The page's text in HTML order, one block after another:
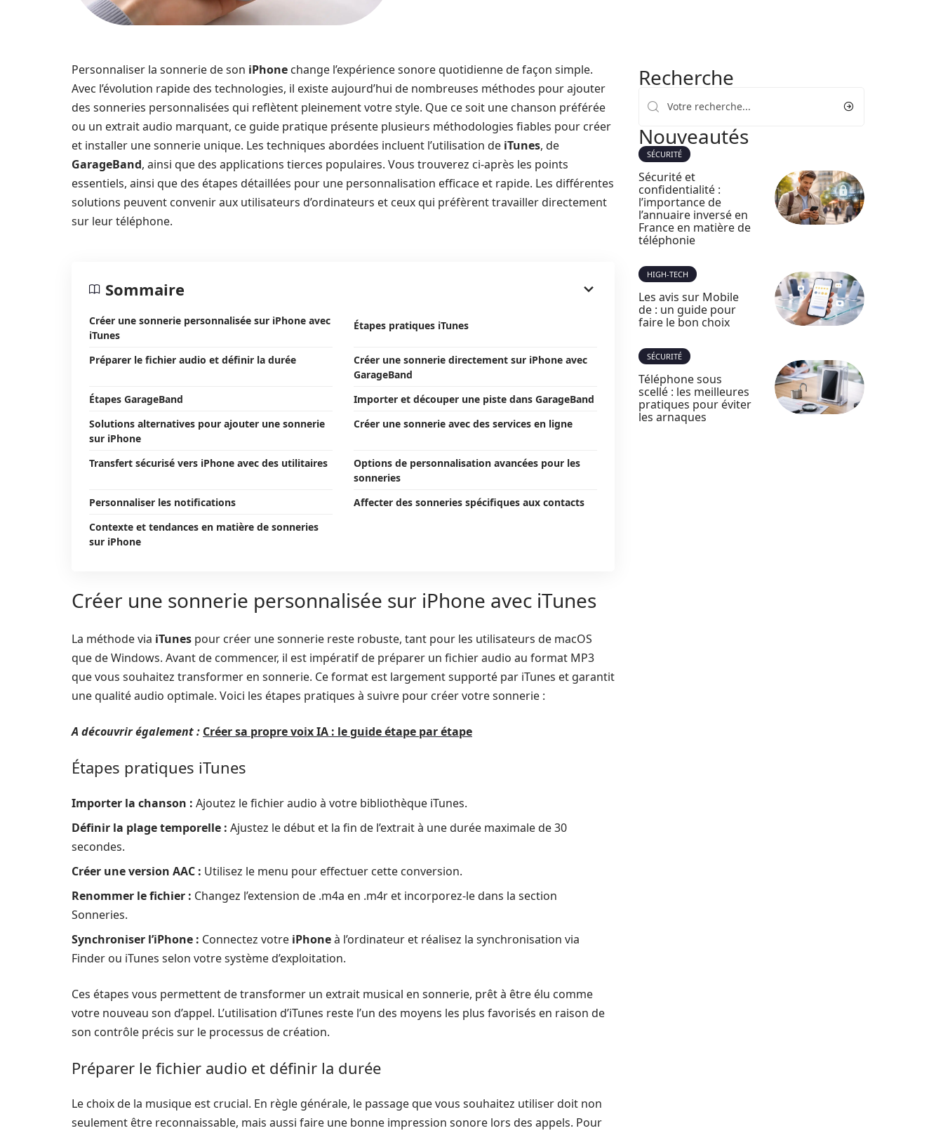
Personnaliser la sonnerie de son iPhone change l’expérience sonore quotidienne de façon simple.
Avec l’évolution rapide des technologies, il existe aujourd’hui de nombreuses méthodes pour ajouter
des sonneries personnalisées qui reflètent pleinement votre style. Que ce soit une chanson préférée
ou un extrait audio marquant, ce guide pratique présente plusieurs méthodologies fiables pour créer
et installer une sonnerie unique. Les techniques abordées incluent l’utilisation de iTunes, de
GarageBand, ainsi que des applications tierces populaires. Vous trouverez ci-après les points
essentiels, ainsi que des étapes détaillées pour une personnalisation efficace et rapide. Les différentes
solutions peuvent convenir aux utilisateurs d’ordinateurs et ceux qui préfèrent travailler directement
sur leur téléphone.
Sommaire
Créer une sonnerie personnalisée sur iPhone avec
iTunes
Étapes pratiques iTunes
Préparer le fichier audio et définir la durée
Créer une sonnerie directement sur iPhone avec
GarageBand
Étapes GarageBand
Importer et découper une piste dans GarageBand
Solutions alternatives pour ajouter une sonnerie
sur iPhone
Créer une sonnerie avec des services en ligne
Transfert sécurisé vers iPhone avec des utilitaires
Options de personnalisation avancées pour les
sonneries
Personnaliser les notifications
Affecter des sonneries spécifiques aux contacts
Contexte et tendances en matière de sonneries
sur iPhone
Créer une sonnerie personnalisée sur iPhone avec iTunes
La méthode via iTunes pour créer une sonnerie reste robuste, tant pour les utilisateurs de macOS
que de Windows. Avant de commencer, il est impératif de préparer un fichier audio au format MP3
que vous souhaitez transformer en sonnerie. Ce format est largement supporté par iTunes et garantit
une qualité audio optimale. Voici les étapes pratiques à suivre pour créer votre sonnerie :
A découvrir également : Créer sa propre voix IA : le guide étape par étape
Étapes pratiques iTunes
Importer la chanson : Ajoutez le fichier audio à votre bibliothèque iTunes.
Définir la plage temporelle : Ajustez le début et la fin de l’extrait à une durée maximale de 30
secondes.
Créer une version AAC : Utilisez le menu pour effectuer cette conversion.
Renommer le fichier : Changez l’extension de .m4a en .m4r et incorporez-le dans la section
Sonneries.
Synchroniser l’iPhone : Connectez votre iPhoneà l’ordinateur et réalisez la synchronisation via
Finder ou iTunes selon votre système d’exploitation.
Ces étapes vous permettent de transformer un extrait musical en sonnerie, prêt à être élu comme
votre nouveau son d’appel. L’utilisation d’iTunes reste l’un des moyens les plus favorisés en raison de
son contrôle précis sur le processus de création.
Préparer le fichier audio et définir la durée
Le choix de la musique est crucial. En règle générale, le passage que vous souhaitez utiliser doit non
seulement être reconnaissable, mais aussi faire une bonne impression sonore lors des appels. Pour
Recherche
Nouveautés
SÉCURITÉ
Sécurité et
confidentialité :
l’importance de
l’annuaire inversé en
France en matière de
téléphonie
HIGH-TECH
Les avis sur Mobile
de : un guide pour
faire le bon choix
SÉCURITÉ
Téléphone sous
scellé : les meilleures
pratiques pour éviter
les arnaques